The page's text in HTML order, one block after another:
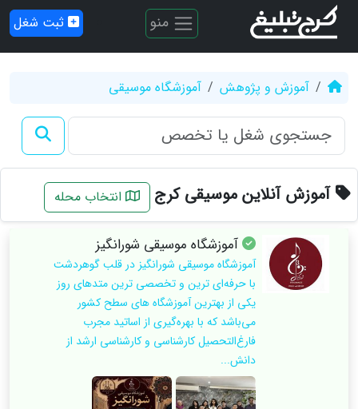
منو ثبت شغل
آموزش و پژوهش آموزشگاه موسیقی
آموزش آنلاین موسیقی کرج انتخاب محله
آموزشگاه موسیقی شورانگیز
آموزشگاه موسیقی شورانگیز در قلب گوهردشت
با حرفه‌ای ترین و تخصصی ترین متدهای روز
یکی از بهترین آموزشگاه های سطح کشور
می‌باشد که با بهره‌گیری از اساتید مجرب
فارغ‌التحصیل کارشناسی و کارشناسی ارشد از
دانش...